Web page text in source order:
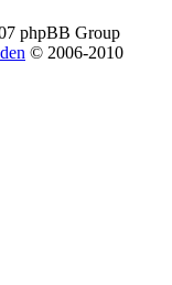
phpBB Group
© 2006-2010